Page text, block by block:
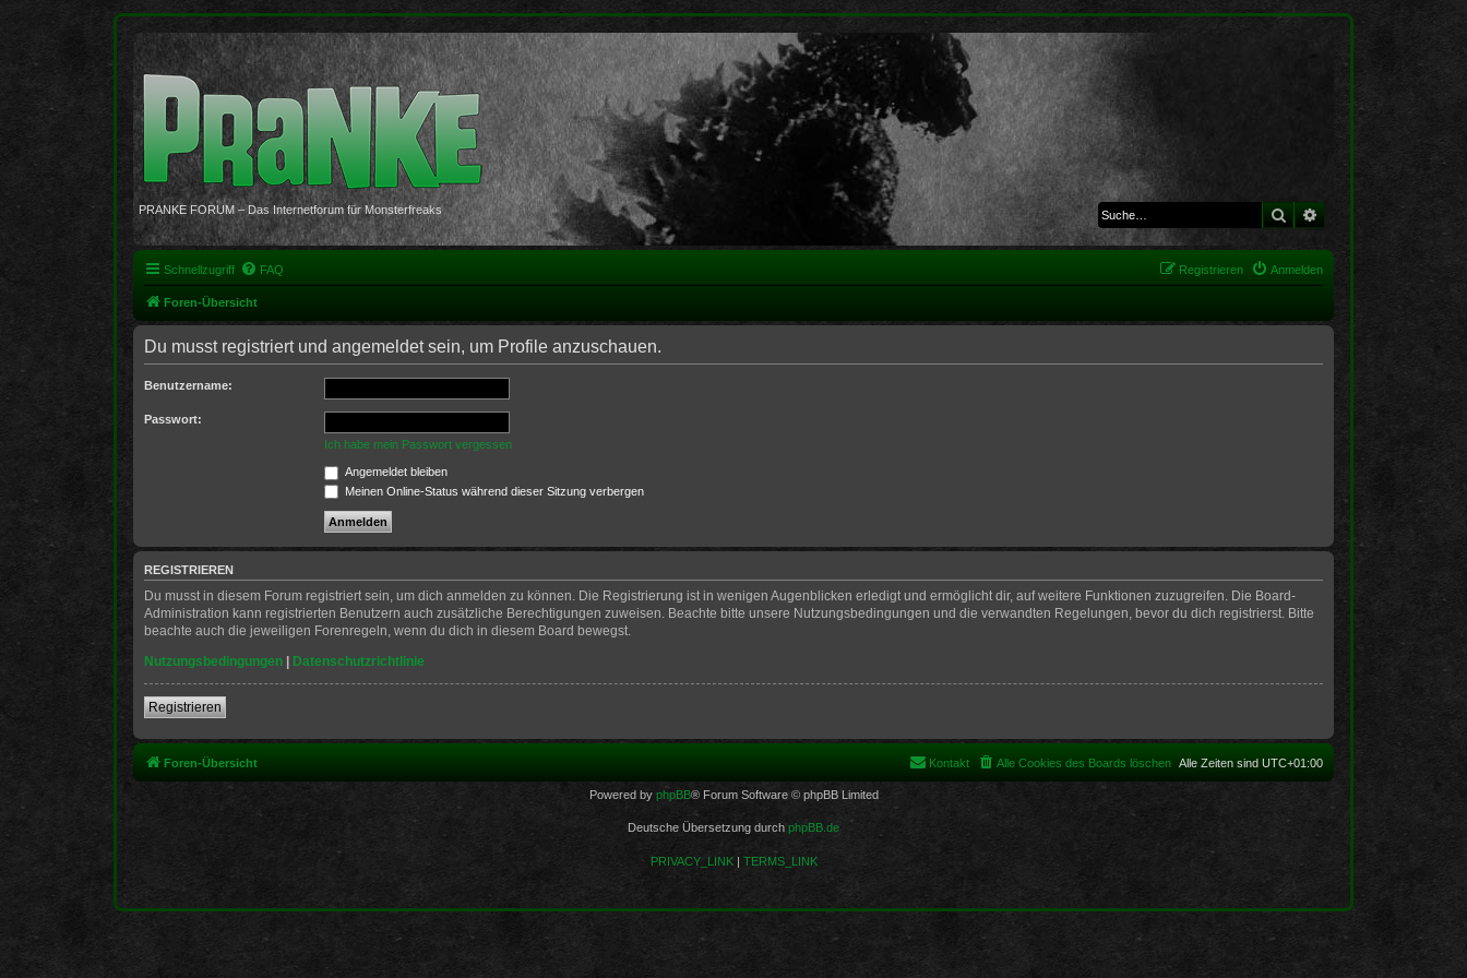
PRANKE FORUM – Das Internetforum für Monsterfreaks Suche Erweiterte Suche
Schnellzugriff FAQ Anmelden
Registrieren
Foren-Übersicht
Du musst registriert und angemeldet sein, um Profile anzuschauen.
Benutzername:
Passwort:
Ich habe mein Passwort vergessen
Angemeldet bleiben
Meinen Online-Status während dieser Sitzung verbergen
REGISTRIEREN
Du musst in diesem Forum registriert sein, um dich anmelden zu können. Die Registrierung ist in wenigen Augenblicken erledigt und ermöglicht dir, auf weitere Funktionen zuzugreifen. Die Board-
Administration kann registrierten Benutzern auch zusätzliche Berechtigungen zuweisen. Beachte bitte unsere Nutzungsbedingungen und die verwandten Regelungen, bevor du dich registrierst. Bitte
beachte auch die jeweiligen Forenregeln, wenn du dich in diesem Board bewegst.
Nutzungsbedingungen | Datenschutzrichtlinie
Registrieren
Foren-Übersicht Alle Zeiten sind UTC+01:00
Alle Cookies des Boards löschen
Kontakt
Powered by phpBB® Forum Software © phpBB Limited
Deutsche Übersetzung durch phpBB.de
PRIVACY_LINK| TERMS_LINK